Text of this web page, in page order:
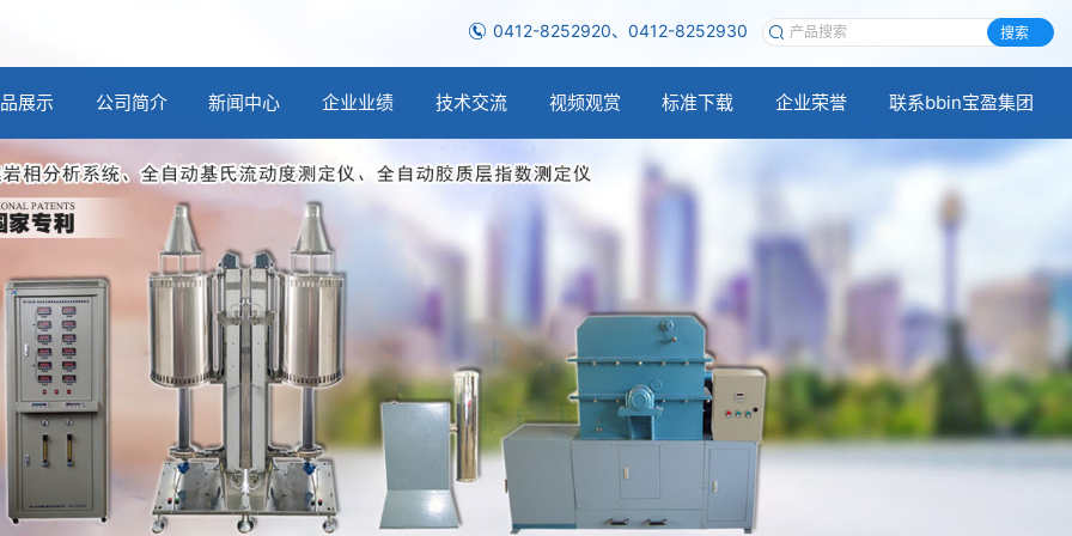
0412-8252920、0412-8252930 搜索
展示 公司简介 新闻中心 企业业绩 技术交流 视频观赏 标准下载 企业荣誉 联系bbin宝盈集团